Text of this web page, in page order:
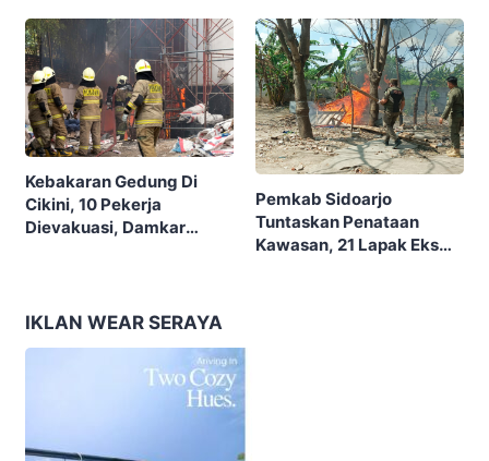
Membangun Bangsa”
Kebakaran Gedung Di
Cikini, 10 Pekerja
Dievakuasi, Damkar
Pemkab Sidoarjo
Tuntaskan Penataan
Kawasan, 21 Lapak Eks
IKLAN WEAR SERAYA